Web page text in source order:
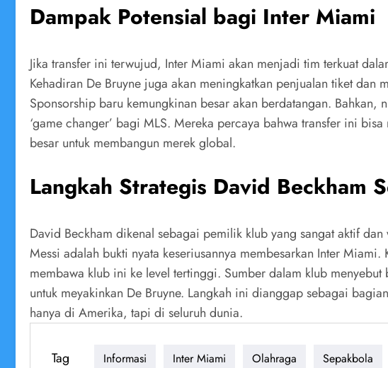
Dampak Potensial bagi Inter Miami
Jika transfer ini terwujud, Inter Miami akan menjadi tim terkuat
Kehadiran De Bruyne juga akan meningkatkan penjualan tiket dan
Sponsorship baru kemungkinan besar akan berdatangan.
‘game changer’ bagi MLS. Mereka percaya bahwa transfer ini
besar untuk membangun merek global.
Langkah Strategis David Beckham
David Beckham dikenal sebagai pemilik klub yang sangat aktif
Messi adalah bukti nyata keseriusannya membesarkan Inter
membawa klub ini ke level tertinggi. Sumber dalam klub
untuk meyakinkan De Bruyne. Langkah ini dianggap sebagai
hanya di Amerika, tapi di seluruh dunia.
Tag Informasi Inter Miami Olahraga Sepakbola